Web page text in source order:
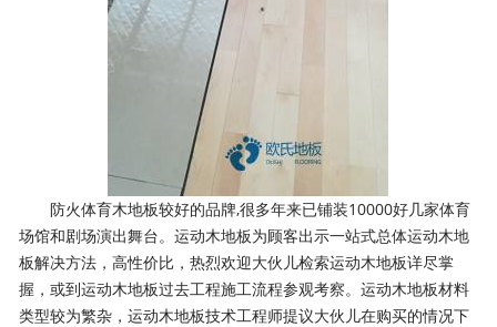
防火体育木地板较好的品牌,很多年来已铺装10000好几家体育
场馆和剧场演出舞台。运动木地板为顾客出示一站式总体运动木地
板解决方法，高性价比，热烈欢迎大伙儿检索运动木地板详尽掌
握，或到运动木地板过去工程施工流程参观考察。运动木地板材料
类型较为繁杂，运动木地板技术工程师提议大伙儿在购买的情况下